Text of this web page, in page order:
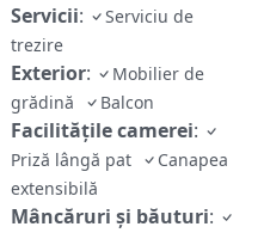
Servicii:
Serviciu de
trezire
Exterior:
Mobilier de
grădină
Balcon
Facilităţile camerei:
Priză lângă pat
Canapea
extensibilă
Mâncăruri și băuturi: